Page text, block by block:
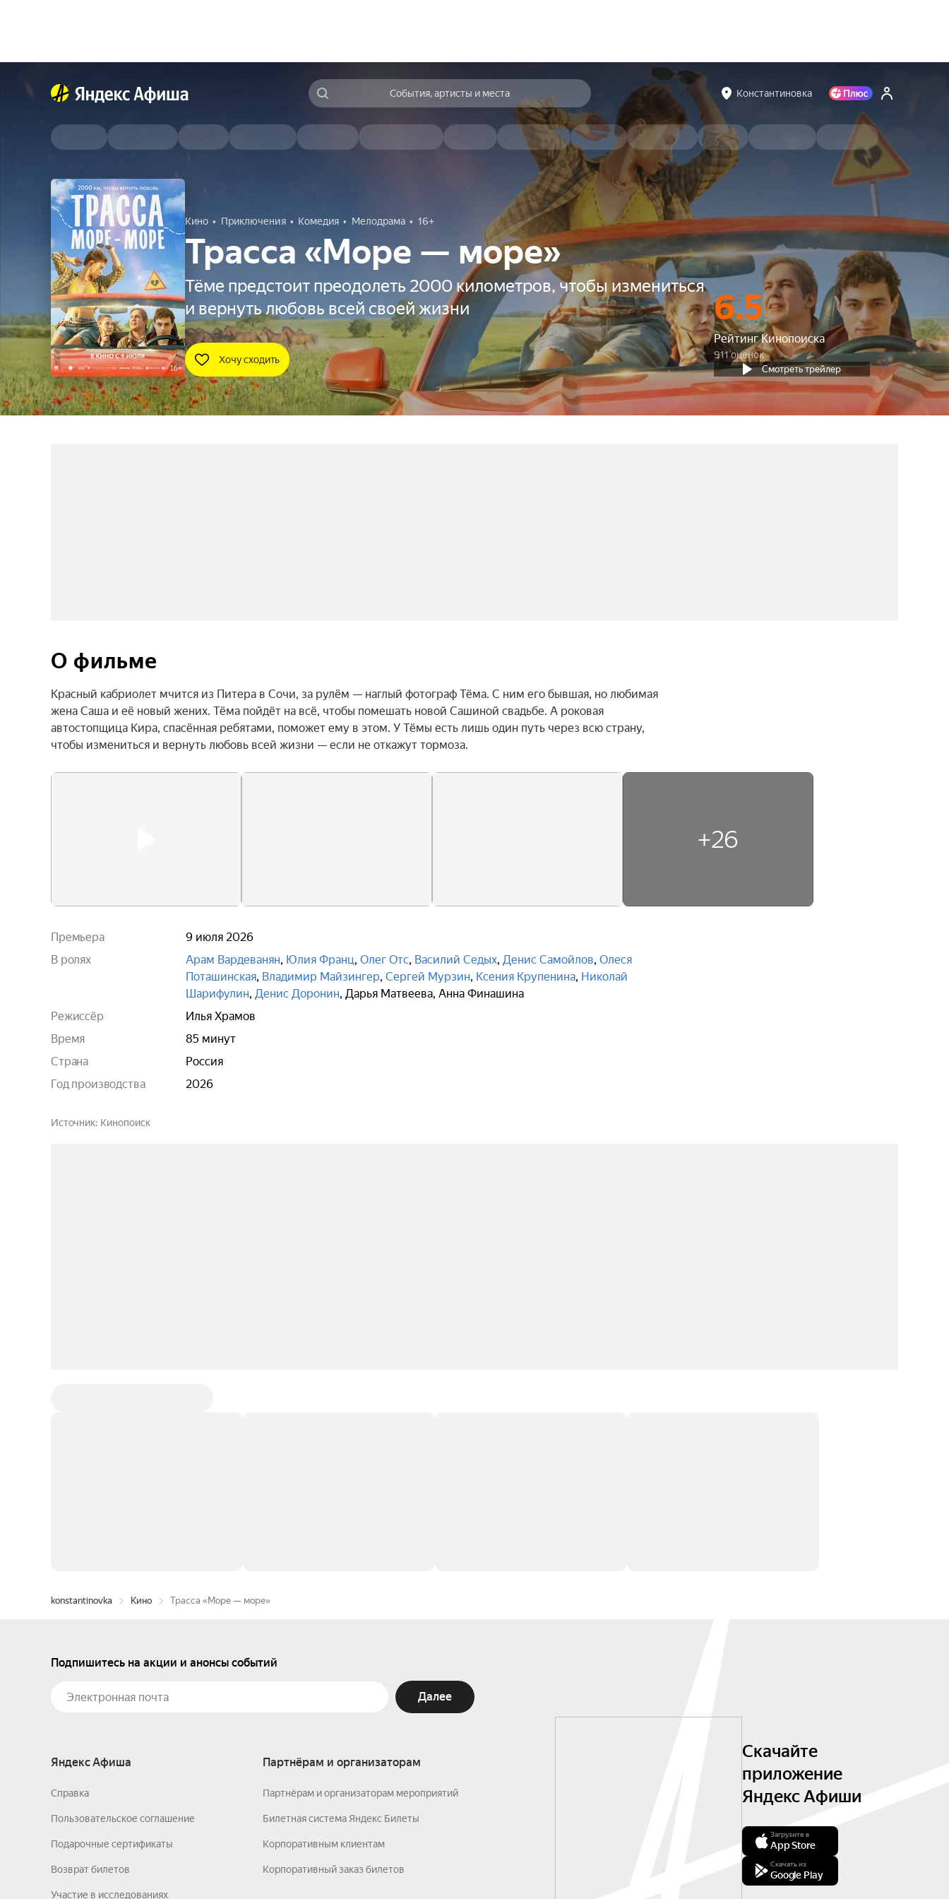
События, артисты и места Константиновка
Кино Приключения Комедия Мелодрама 16+
Трасса «Море — море»
Тёме предстоит преодолеть 2000 километров, чтобы измениться
и вернуть любовь всей своей жизни
Хочу сходить
6.5
Рейтинг Кинопоиска
911 оценок
Смотреть трейлер
О фильме
Красный кабриолет мчится из Питера в Сочи, за рулём — наглый фотограф Тёма. С ним его бывшая, но любимая
жена Саша и её новый жених. Тёма пойдёт на всё, чтобы помешать новой Сашиной свадьбе. А роковая
автостопщица Кира, спасённая ребятами, поможет ему в этом. У Тёмы есть лишь один путь через всю страну,
чтобы измениться и вернуть любовь всей жизни — если не откажут тормоза.
+26
Премьера
9 июля 2026
В ролях
Арам Вардеванян, Юлия Франц, Олег Отс, Василий Седых, Денис Самойлов, Олеся
Поташинская, Владимир Майзингер, Сергей Мурзин, Ксения Крупенина, Николай
Шарифулин, Денис Доронин, Дарья Матвеева, Анна Финашина
Режиссёр
Илья Храмов
Время
85 минут
Страна
Россия
Год производства
2026
Источник Кинопоиск
konstantinovka Кино Трасса «Море — море»
Подпишитесь на акции и анонсы событий
Далее
Яндекс Афиша
Справка
Пользовательское соглашение
Подарочные сертификаты
Возврат билетов
Участие в исследованиях
Партнёрам и организаторам
Партнёрам и организаторам мероприятий
Билетная система Яндекс Билеты
Корпоративным клиентам
Корпоративный заказ билетов
Скачайте
приложение
Яндекс Афиши
Загрузите в
App Store
Скачать из
Google Play